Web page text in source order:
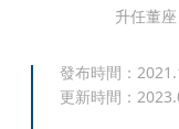
升任董
發布時間：
更新時間：